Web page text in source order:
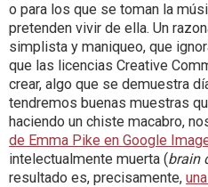
o para los que se toman la
pretenden vivir de ella. Un
simplista y maniqueo, que
que las licencias Creative
crear, algo que se demuestra
tendremos buenas muestras
haciendo un chiste macabro,
de Emma Pike en Google
intelectualmente muerta (brain
resultado es, precisamente,